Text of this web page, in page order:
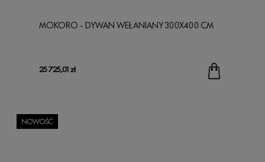
MOKORO - DYWAN WEŁANIANY 300X400 CM
25 725,01 zł
NOWOŚĆ